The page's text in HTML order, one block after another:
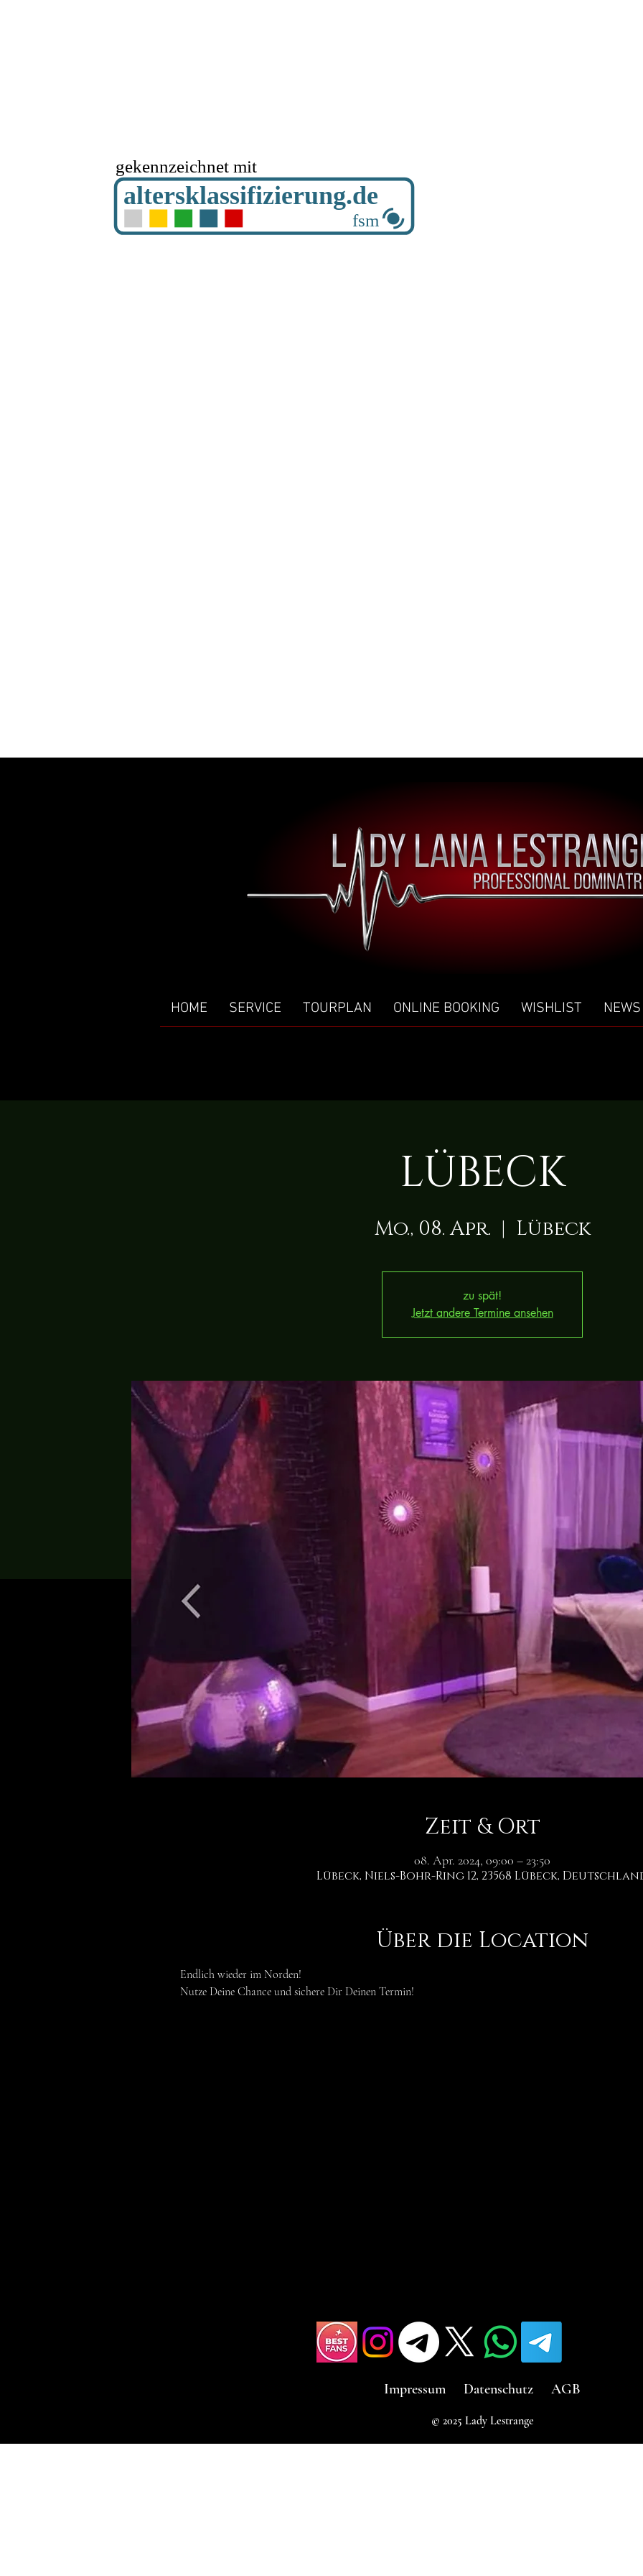
altersklassifizierung.de
fsm
gekennzeichnet mit
HOME SERVICE TOURPLAN ONLINE BOOKING WISHLIST NEWS
LÜBECK
Mo., 08. Apr.
  |
Lübeck
zu spät!
Jetzt andere Termine ansehen
Zeit & Ort
08. Apr. 2024, 09:00 – 23:50
Lübeck, Niels-Bohr-Ring 12, 23568 Lübeck,
Über die Location
Endlich wieder im Norden!
Nutze Deine Chance und sichere Dir Deinen Termin!
Impressum Datenschutz AGB
© 2025 Lady Lestrange